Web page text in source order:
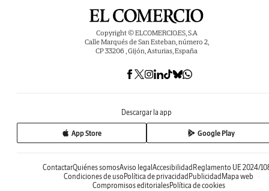
Copyright © ELCOMERCIO.ES, S.A
Calle Marqués de San Esteban, número 2,
CP 33206 , Gijón, Asturias, España
Descargar la app
App Store Google Play
ContactarQuiénes somosAviso legal Accesibilidad Reglamento UE 2024/
Condiciones de uso Política de privacidad Publicidad Mapa web
Compromisos editorialesPolítica de cookies